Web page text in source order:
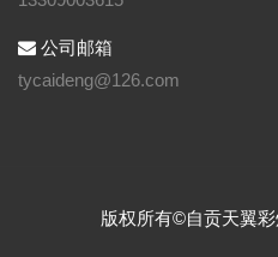
公司邮箱
tycaideng@126.com
版权所有©自贡天翼